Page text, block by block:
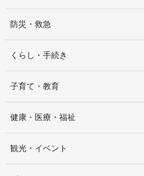
防災・救急
くらし・手続き
子育て・教育
健康・医療・福祉
観光・イベント